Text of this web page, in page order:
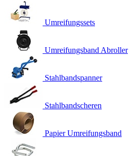
Umreifungssets
Umreifungsband Abroller
Stahlbandspanner
Stahlbandscheren
Papier Umreifungsband